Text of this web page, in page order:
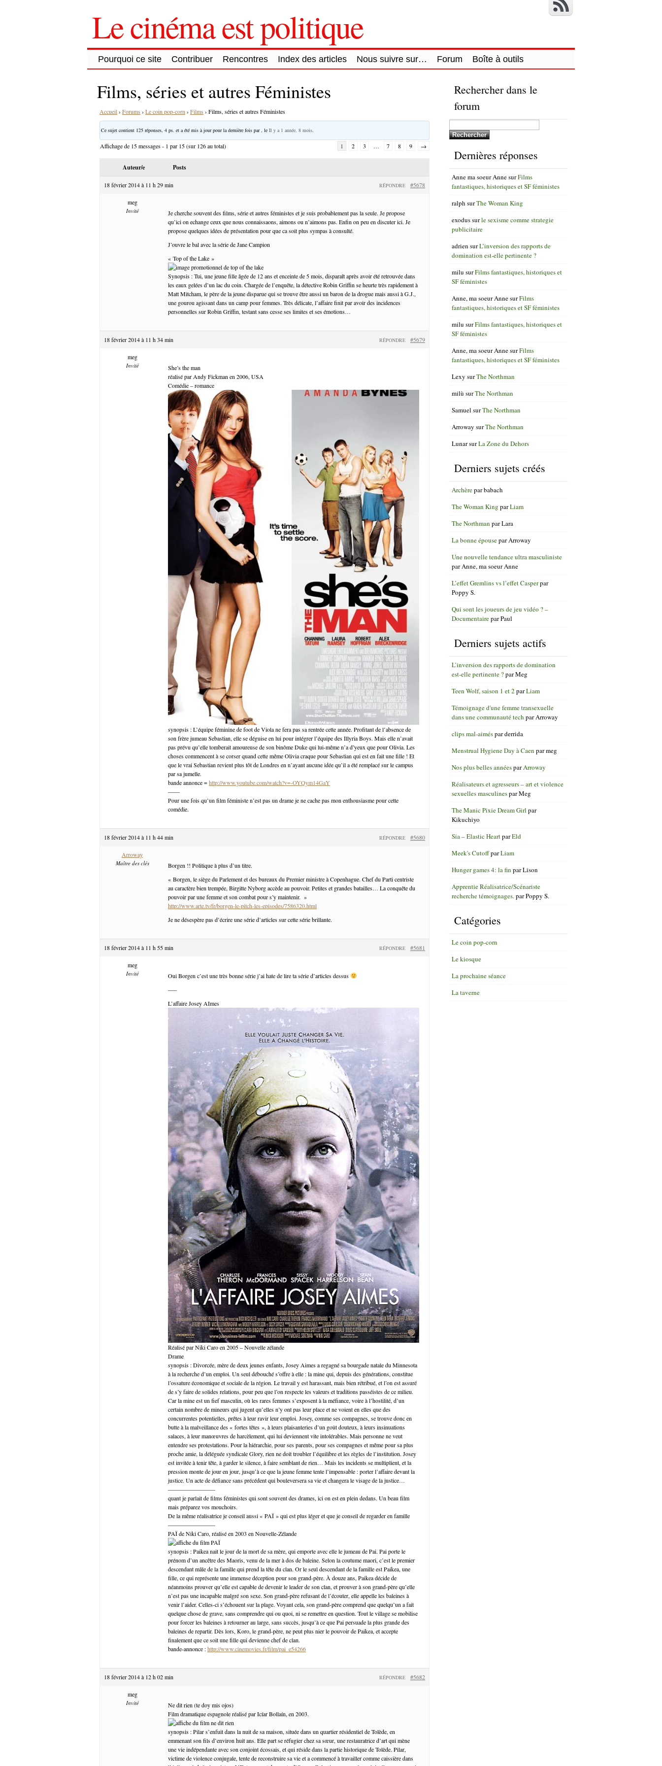
Le cinéma est politique
Pourquoi ce site Contribuer Rencontres Index des articles Nous suivre sur… Forum Boîte à outils
Films, séries et autres Féministes
Accueil› Forums › Le coin pop-corn › Films › Films, séries et autres Féministes
Ce sujet contient 125 réponses, 4 ps. et a été mis à jour pour la dernière fois par , le Il y a 1 année, 8 mois
Affichage de 15 messages - 1 par 15 (sur 126 au total) 1 2 3 … 7 8 9 →
Auteur/e Posts
18 février 2014 à 11 h 29 min #5678
RÉPONDRE
meg
Invité
Je cherche souvent des films, série et autres féministes et je suis probablement pas la seule. Je propose
qu’ici on echange ceux que nous connaissaons, aimons ou n’aimons pas. Enfin on peu en discuter ici. Je
propose quelques idées de présentation pour que ca soit plus sympas à consulté.
J’ouvre le bal avec la série de Jane Campion
« Top of the Lake »
Synopsis : Tui, une jeune fille âgée de 12 ans et enceinte de 5 mois, disparaît après avoir été retrouvée dans
les eaux gelées d’un lac du coin. Chargée de l’enquête, la détective Robin Griffin se heurte très rapidement à
Matt Mitcham, le père de la jeune disparue qui se trouve être aussi un baron de la drogue mais aussi à G.J.,
une gourou agissant dans un camp pour femmes. Très délicate, l’affaire finit par avoir des incidences
personnelles sur Robin Griffin, testant sans cesse ses limites et ses émotions…
18 février 2014 à 11 h 34 min #5679
RÉPONDRE
meg
Invité
She’s the man
réalisé par Andy Fickman en 2006, USA
Comédie – romance
synopsis : L’équipe féminine de foot de Viola ne fera pas sa rentrée cette année. Profitant de l’absence de
son frère jumeau Sebastian, elle se déguise en lui pour intégrer l’équipe des Illyria Boys. Mais elle n’avait
pas prévu qu’elle tomberait amoureuse de son binôme Duke qui lui-même n’a d’yeux que pour Olivia. Les
choses commencent à se corser quand cette même Olivia craque pour Sebastian qui est en fait une fille ! Et
que le vrai Sebastian revient plus tôt de Londres en n’ayant aucune idée qu’il a été remplacé sur le campus
par sa jumelle.
bande annonce =http://www.youtube.com/watch?v=-OYQym14GaY
——
Pour une fois qu’un film féministe n’est pas un drame je ne cache pas mon enthousiasme pour cette
comédie.
18 février 2014 à 11 h 44 min #5680
RÉPONDRE
Arroway
Maître des clés
Borgen !! Politique à plus d’un titre.
« Borgen, le siège du Parlement et des bureaux du Premier ministre à Copenhague. Chef du Parti centriste
au caractère bien trempée, Birgitte Nyborg accède au pouvoir. Petites et grandes batailles… La conquête du
pouvoir par une femme et son combat pour s’y maintenir. »
http://www.arte.tv/fr/borgen-le-pitch-les-episodes/7586320.html
Je ne désespère pas d’écrire une série d’articles sur cette série brillante.
18 février 2014 à 11 h 55 min #5681
RÉPONDRE
meg
Invité
Oui Borgen c’est une très bonne série j’ai hate de lire ta série d’articles dessus
—–
L’affaire Josey AImes
Réalisé par Niki Caro en 2005 – Nouvelle zélande
Drame
synopsis : Divorcée, mère de deux jeunes enfants, Josey Aimes a regagné sa bourgade natale du Minnesota
à la recherche d’un emploi. Un seul débouché s’offre à elle : la mine qui, depuis des générations, constitue
l’ossature économique et sociale de la région. Le travail y est harassant, mais bien rétribué, et l’on est assuré
de s’y faire de solides relations, pour peu que l’on respecte les valeurs et traditions passéistes de ce milieu.
Car la mine est un fief masculin, où les rares femmes s’exposent à la méfiance, voire à l’hostilité, d’un
certain nombre de mineurs qui jugent qu’elles n’y ont pas leur place et ne voient en elles que des
concurrentes potentielles, prêtes à leur ravir leur emploi. Josey, comme ses compagnes, se trouve donc en
butte à la malveillance des « fortes têtes », à leurs plaisanteries d’un goût douteux, à leurs insinuations
salaces, à leur manœuvres de harcèlement, qui lui deviennent vite intolérables. Mais personne ne veut
entendre ses protestations. Pour la hiérarchie, pour ses parents, pour ses compagnes et même pour sa plus
proche amie, la déléguée syndicale Glory, rien ne doit troubler l’équilibre et les règles de l’institution. Josey
est invitée à tenir tête, à garder le silence, à faire semblant de rien… Mais les incidents se multiplient, et la
pression monte de jour en jour, jusqu’à ce que la jeune femme tente l’impensable : porter l’affaire devant la
justice. Un acte de défiance sans précédent qui bouleversera sa vie et changera le visage de la justice…
————————
quant je parlait de films féministes qui sont souvent des drames, ici on est en plein dedans. Un beau film
mais préparez vos mouchoirs.
De la même réalisatrice je conseil aussi « PAÏ » qui est plus léger et que je conseil de regarder en famille
————————
PAÏ de Niki Caro, réalisé en 2003 en Nouvelle-Zélande
synopsis : Paikea nait le jour de la mort de sa mère, qui emporte avec elle le jumeau de Pai. Pai porte le
prénom d’un ancêtre des Maoris, venu de la mer à dos de baleine. Selon la coutume maori, c’est le premier
descendant mâle de la famille qui prend la tête du clan. Or le seul descendant de la famille est Paikea, une
fille, ce qui représente une immense déception pour son grand-père. À douze ans, Paikea décide de
néanmoins prouver qu’elle est capable de devenir le leader de son clan, et prouver à son grand-père qu’elle
n’est pas une incapable malgré son sexe. Son grand-père refusant de l’écouter, elle appelle les baleines à
venir l’aider. Celles-ci s’échouent sur la plage. Voyant cela, son grand-père comprend que quelqu’un a fait
quelque chose de grave, sans comprendre qui ou quoi, ni se remettre en question. Tout le village se mobilise
pour forcer les baleines à retourner au large, sans succès, jusqu’à ce que Pai persuade la plus grande des
baleines de repartir. Dès lors, Koro, le grand-père, ne peut plus nier le pouvoir de Paikea, et accepte
finalement que ce soit une fille qui devienne chef de clan.
bande-annonce :http://www.cinemovies.fr/film/pai_e54266
18 février 2014 à 12 h 02 min #5682
RÉPONDRE
meg
Invité
Ne dit rien (te doy mis ojos)
Film dramatique espagnole réalisé par Icíar Bollaín, en 2003.
synopsis : Pilar s’enfuit dans la nuit de sa maison, située dans un quartier résidentiel de Tolède, en
emmenant son fils d’environ huit ans. Elle part se réfugier chez sa sœur, une restauratrice d’art qui mène
une vie indépendante avec son conjoint écossais, et qui réside dans la partie historique de Tolède. Pilar,
victime de violence conjugale, tente de reconstruire sa vie et a commencé à travailler comme caissière dans
Rechercher dans le
forum
Dernières réponses
Anne ma soeur AnnesurFilms
fantastiques, historiques et SF féministes
ralph surThe Woman King
exodussurle sexisme comme strategie
publicitaire
adrien surL’inversion des rapports de
domination est-elle pertinente ?
milu surFilms fantastiques, historiques et
SF féministes
Anne, ma soeur AnnesurFilms
fantastiques, historiques et SF féministes
milu surFilms fantastiques, historiques et
SF féministes
Anne, ma soeur AnnesurFilms
fantastiques, historiques et SF féministes
Lexy surThe Northman
milù surThe Northman
Samuel surThe Northman
Arroway surThe Northman
LunarsurLa Zone du Dehors
Derniers sujets créés
Archèreparbabach
The Woman King parLiam
The Northman parLara
La bonne épouseparArroway
Une nouvelle tendance ultra masculiniste
parAnne, ma soeur Anne
L’effet Gremlins vs l’effet Casperpar
Poppy S.
Qui sont les joueurs de jeu vidéo ? –
DocumentaireparPaul
Derniers sujets actifs
L’inversion des rapports de domination
est-elle pertinente ?parMeg
Teen Wolf, saison 1 et 2 parLiam
Témoignage d'une femme transexuelle
dans une communauté tech parArroway
clips mal-aimésparderrida
Menstrual Hygiene Day à Caen parmeg
Nos plus belles annéesparArroway
Réalisateurs et agresseurs – art et violence
sexuelles masculinesparMeg
The Manic Pixie Dream Girl par
Kikuchiyo
Sia – Elastic HeartparEld
Meek's CutoffparLiam
Hunger games 4: la fin parLison
Apprentie Réalisatrice/Scénariste
recherche témoignages. parPoppy S.
Catégories
Le coin pop-corn
Le kiosque
La prochaine séance
La taverne